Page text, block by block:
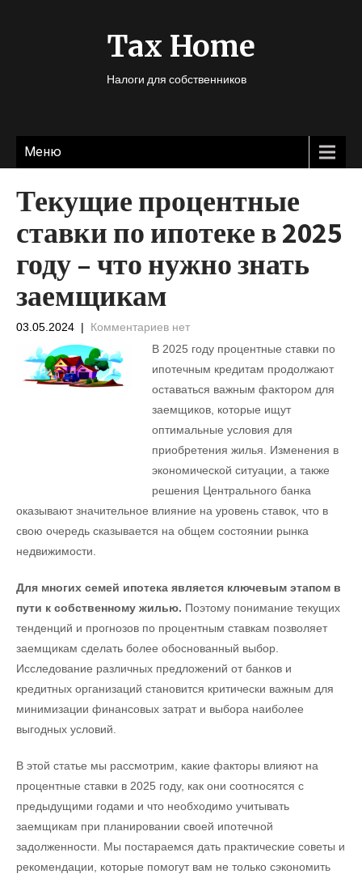
Tax Home
Налоги для собственников
Меню
Текущие процентные
ставки по ипотеке в 2025
году – что нужно знать
заемщикам
03.05.2024 | Комментариев нет
В 2025 году процентные ставки по
ипотечным кредитам продолжают
оставаться важным фактором для
заемщиков, которые ищут
оптимальные условия для
приобретения жилья. Изменения в
экономической ситуации, а также
решения Центрального банка
оказывают значительное влияние на уровень ставок, что в
свою очередь сказывается на общем состоянии рынка
недвижимости.
Для многих семей ипотека является ключевым этапом в
пути к собственному жилью. Поэтому понимание текущих
тенденций и прогнозов по процентным ставкам позволяет
заемщикам сделать более обоснованный выбор.
Исследование различных предложений от банков и
кредитных организаций становится критически важным для
минимизации финансовых затрат и выбора наиболее
выгодных условий.
В этой статье мы рассмотрим, какие факторы влияют на
процентные ставки в 2025 году, как они соотносятся с
предыдущими годами и что необходимо учитывать
заемщикам при планировании своей ипотечной
задолженности. Мы постараемся дать практические советы и
рекомендации, которые помогут вам не только сэкономить